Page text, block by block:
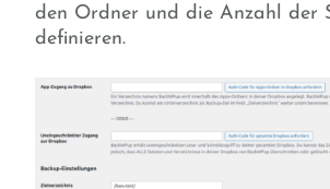
den Ordner und die Anzahl der
definieren.